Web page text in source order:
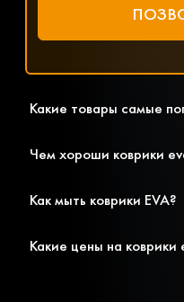
Какие товары самые
Чем хороши коврики
Как мыть коврики EVA?
Какие цены на коврики